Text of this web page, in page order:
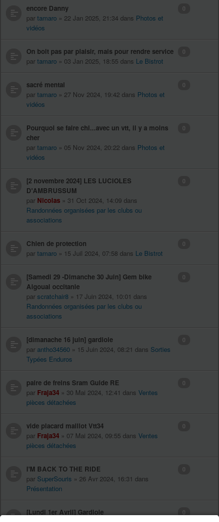
encore Danny
par tamaro » 22 Jan 2025, 21:34 dans Photos et
vidéos
0
On boit pas par plaisir, mais pour rendre service
par tamaro » 03 Jan 2025, 18:55 dans Le Bistrot
0
sacré mental
par tamaro » 27 Nov 2024, 19:42 dans Photos et
vidéos
0
Pourquoi se faire chi...avec un vtt, il y a moins
cher
par tamaro » 05 Nov 2024, 20:22 dans Photos et
vidéos
0
[2 novembre 2024] LES LUCIOLES
D'AMBRUSSUM
par Nicolas » 31 Oct 2024, 14:09 dans
Randonnées organisées par les clubs ou
associations
0
Chien de protection
par tamaro » 15 Juil 2024, 07:58 dans Le Bistrot
0
[Samedi 29 -Dimanche 30 Juin] Gem bike
Aigoual occitanie
par scratchair8 » 17 Juin 2024, 10:01 dans
Randonnées organisées par les clubs ou
associations
0
[dimanache 16 juin] gardiole
par antho34560 » 15 Juin 2024, 08:21 dans Sorties
Typées Enduros
0
paire de freins Sram Guide RE
par Fraja34 » 30 Mai 2024, 12:41 dans Ventes
pièces détachées
0
vide placard maillot Vtt34
par Fraja34 » 07 Mai 2024, 09:55 dans Ventes
pièces détachées
0
I'M BACK TO THE RIDE
par SuperSouris » 26 Avr 2024, 16:31 dans
Présentation
0
[Lundi 1er Avril] Gardiole
0